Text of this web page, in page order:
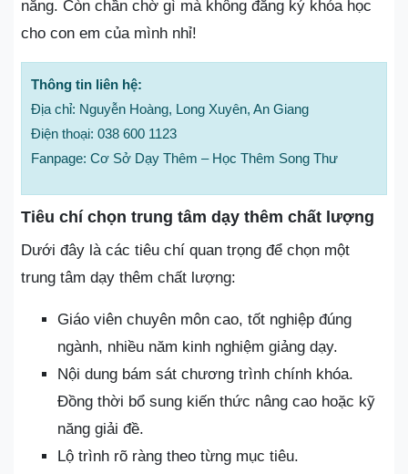
năng. Còn chần chờ gì mà không đăng ký khóa học
cho con em của mình nhỉ!
Thông tin liên hệ:
Địa chỉ: Nguyễn Hoàng, Long Xuyên, An Giang
Điện thoại: 038 600 1123
Fanpage: Cơ Sở Dạy Thêm – Học Thêm Song Thư
Tiêu chí chọn trung tâm dạy thêm chất lượng
Dưới đây là các tiêu chí quan trọng để chọn một
trung tâm dạy thêm chất lượng:
Giáo viên chuyên môn cao, tốt nghiệp đúng
ngành, nhiều năm kinh nghiệm giảng dạy.
Nội dung bám sát chương trình chính khóa.
Đồng thời bổ sung kiến thức nâng cao hoặc kỹ
năng giải đề.
Lộ trình rõ ràng theo từng mục tiêu.